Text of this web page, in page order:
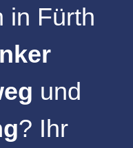
in Fürth
und
? Ihr